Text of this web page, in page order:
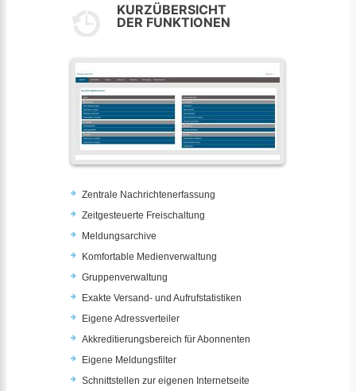
KURZÜBERSICHT
DER FUNKTIONEN
Zentrale Nachrichtenerfassung
Zeitgesteuerte Freischaltung
Meldungsarchive
Komfortable Medienverwaltung
Gruppenverwaltung
Exakte Versand- und Aufrufstatistiken
Eigene Adressverteiler
Akkreditierungsbereich für Abonnenten
Eigene Meldungsfilter
Schnittstellen zur eigenen Internetseite